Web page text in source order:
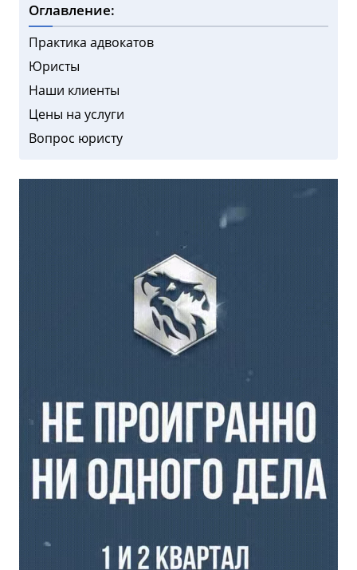
Оглавление:
Практика адвокатов
Юристы
Наши клиенты
Цены на услуги
Вопрос юристу